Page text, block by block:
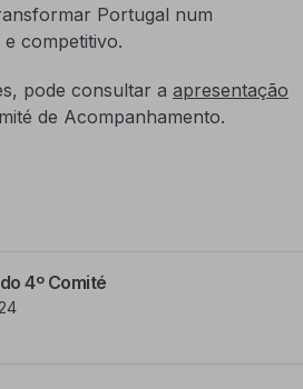
Portugal num
competitivo.
pode consultar a apresentação
de Acompanhamento.
4º Comité